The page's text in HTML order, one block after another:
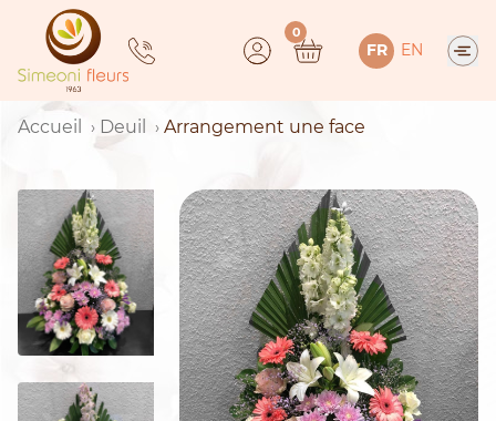
content
0
FR EN
Accueil Deuil Arrangement une face